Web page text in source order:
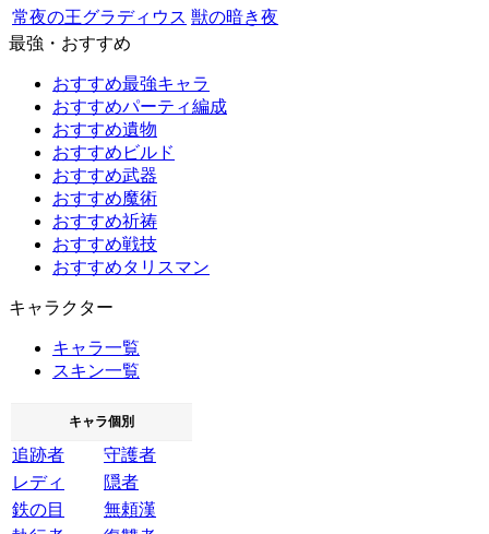
常夜の王グラディウス 獣の暗き夜
最強・おすすめ
おすすめ最強キャラ
おすすめパーティ編成
おすすめ遺物
おすすめビルド
おすすめ武器
おすすめ魔術
おすすめ祈祷
おすすめ戦技
おすすめタリスマン
キャラクター
キャラ一覧
スキン一覧
キャラ個別
追跡者
守護者
レディ
隠者
鉄の目
無頼漢